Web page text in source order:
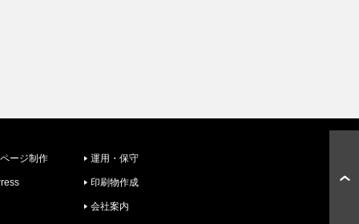
ージ制作 運用・保守
印刷物作成
会社案内